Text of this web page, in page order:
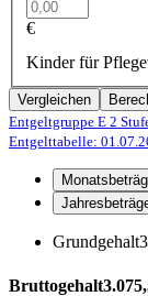
€
Kinder für
Vergleichen
Entgeltgruppe E 2
Entgelttabelle:
Grundgehalt
Bruttogehalt